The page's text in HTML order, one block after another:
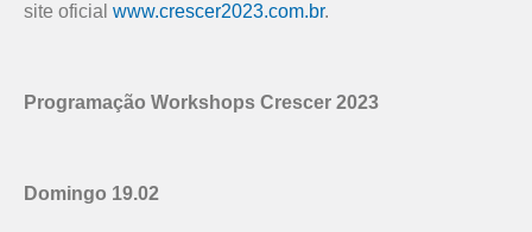
site oficial www.crescer2023.com.br.
Programação Workshops Crescer 2023
Domingo 19.02